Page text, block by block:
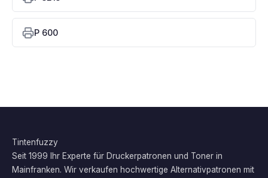
P 600
Tintenfuzzy
Seit 1999 Ihr Experte für Druckerpatronen und Toner in
Mainfranken. Wir verkaufen hochwertige Alternativpatronen mit